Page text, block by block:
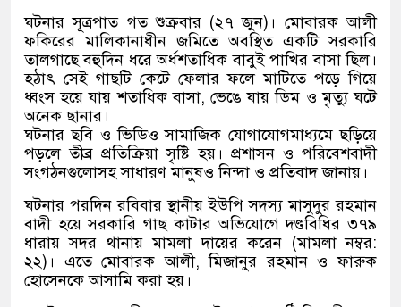
ঘটনার সূত্রপাত গত শুক্রবার (২৭ জুন)। মোবারক আলী
ফকিরের মালিকানাধীন জমিতে অবস্থিত একটি সরকারি
তালগাছে বহুদিন ধরে অর্ধশতাধিক বাবুই পাখির বাসা ছিল।
হঠাৎ সেই গাছটি কেটে ফেলার ফলে মাটিতে পড়ে গিয়ে
ধ্বংস হয়ে যায় শতাধিক বাসা, ভেঙে যায় ডিম ও মৃত্যু ঘটে
অনেক ছানার।
ঘটনার ছবি ও ভিডিও সামাজিক যোগাযোগমাধ্যমে ছড়িয়ে
পড়লে তীব্র প্রতিক্রিয়া সৃষ্টি হয়। প্রশাসন ও পরিবেশবাদী
সংগঠনগুলোসহ সাধারণ মানুষও নিন্দা ও প্রতিবাদ জানায়।
ঘটনার পরদিন রবিবার স্থানীয় ইউপি সদস্য মাসুদুর রহমান
বাদী হয়ে সরকারি গাছ কাটার অভিযোগে দণ্ডবিধির ৩৭৯
ধারায় সদর থানায় মামলা দায়ের করেন (মামলা নম্বর:
২২)। এতে মোবারক আলী, মিজানুর রহমান ও ফারুক
হোসেনকে আসামি করা হয়।